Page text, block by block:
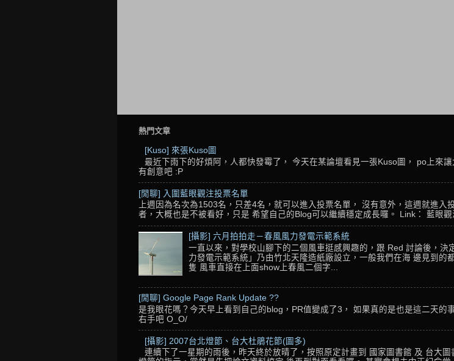
熱門文章
[Kuso] 來張Kuso圖
最近下雨下的好煩阿，人都快發霉了， 今天在某論壇看見一張Kuso圖， po上來
有創意吧 :P
[閒聊] 入圍藍眼觀注投票名單
上週因為名次為1503名，只差4名，就可以進入投票名單， 沒有意外，這週就進
者，大概也是不被看好，只是 希望自己的Blog可以繼續穩定成長囉。 Link： 藍眼
[攝影] 六月拍拍走－春風風力發電示範系統
一直以來，對學校山腳下的二個風車挺感興趣的，跟 Red 討論後，
力發電示範系統」乃由竹北天隆造紙廠設立，一般我們在海 邊見到
隻 風車直接在上面show上春風二個字...
[閒聊] Google Page Rank Update ??
是我眼花嗎？今天早上看到自己的blog，PR值變成了3， 如果真的是也是這二天
右手吧 O_O/
[攝影] 2007台北燈節、台大杜鵑花節(圖多)
連續下了一星期的雨後，昨天終於放晴了，按照原定計畫到 國家圖書館 及 台大